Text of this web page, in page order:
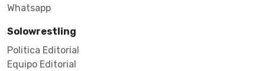
Whatsapp
Solowrestling
Politica Editorial
Equipo Editorial